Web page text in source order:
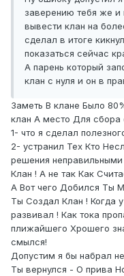
заверению тебя же
вывести клан на
сделал в итоге
показаться сейчас
А парень который
клан с нуля и он в
Заметь В клане Было
клан А место Для сбора
1- что я сделал
2- устранил Тех Кто
решения
Клан ! А не так Как
А Вот чего Добился Ты
Ты Создал Клан ! Когда
развивал ! Как тока
плижайшего Хрошего
смылся!
Допустим я бы набрал
Ты вернулся - О прива